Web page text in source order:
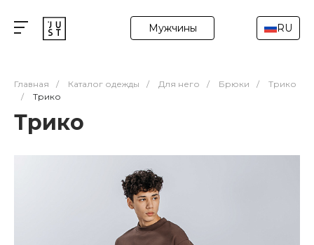
Мужчины RU
Главная / Каталог одежды / Для него / Брюки /
Трико
/
Трико
Трико